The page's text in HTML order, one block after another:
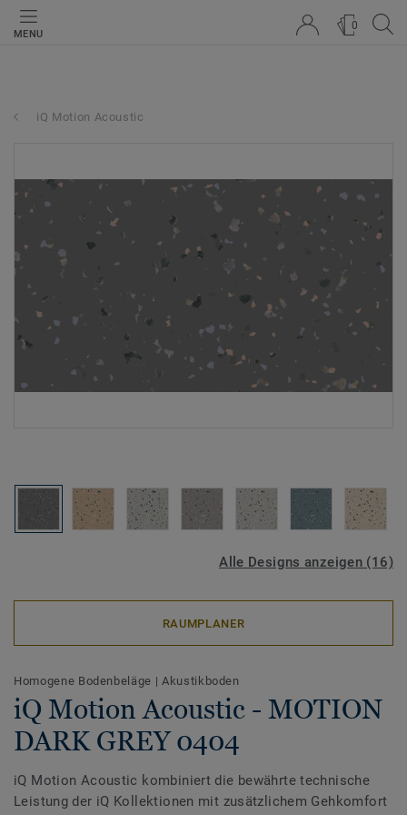
MENU
0
iQ Motion Acoustic
Alle Designs anzeigen (16)
RAUMPLANER
Homogene Bodenbeläge | Akustikboden
iQ Motion Acoustic - MOTION
DARK GREY 0404
iQ Motion Acoustic kombiniert die bewährte technische
Leistung der iQ Kollektionen mit zusätzlichem Gehkomfort